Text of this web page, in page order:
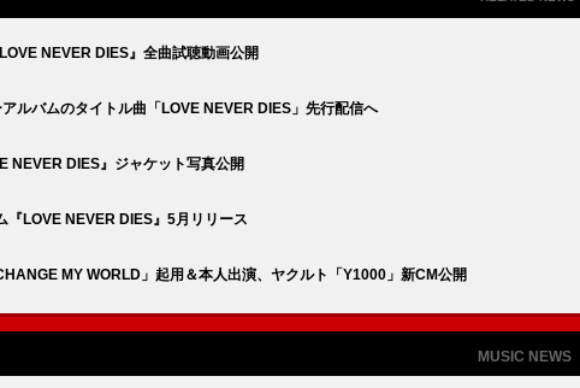
NEVER DIES』全曲試聴動画公開
ルバムのタイトル曲「LOVE NEVER DIES」先行配信へ
NEVER DIES』ジャケット写真公開
『LOVE NEVER DIES』5月リリース
MY WORLD」起用＆本人出演、ヤクルト「Y1000」新CM公開
MUSIC NEWS